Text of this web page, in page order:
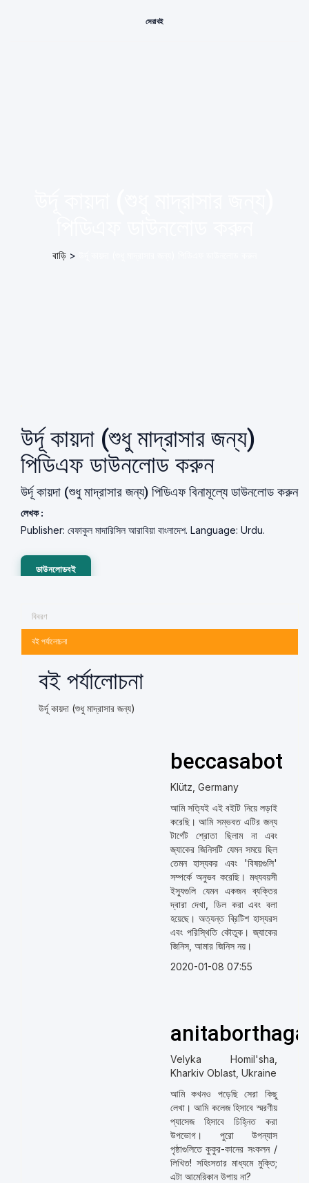
সেরা বই
বাড়ি >
উর্দূ কায়দা (শুধু মাদ্রাসার জন্য)
পিডিএফ ডাউনলোড করুন
উর্দূ কায়দা (শুধু মাদ্রাসার জন্য) পিডিএফ বিনামূল্যে ডাউনলোড করুন
লেখক :
Publisher: বেফাকুল মাদারিসিল আরাবিয়া বাংলাদেশ. Language: Urdu.
ডাউনলোডবই
বিবরণ
বই পর্যালোচনা
বই পর্যালোচনা
উর্দূ কায়দা (শুধু মাদ্রাসার জন্য)
beccasabot
Klütz, Germany
আমি সত্যিই এই বইটি নিয়ে লড়াই
করেছি। আমি সম্ভবত এটির জন্য
টার্গেট শ্রোতা ছিলাম না এবং
জ্যাকের জিনিসটি যেমন সময়ে ছিল
তেমন হাস্যকর এবং 'বিষয়গুলি'
সম্পর্কে অনুভব করেছি। মধ্যবয়সী
ইস্যুগুলি যেমন একজন ব্যক্তির
দ্বারা দেখা, ডিল করা এবং বলা
হয়েছে। অত্যন্ত ব্রিটিশ হাস্যরস
এবং পরিস্থিতি কৌতুক। জ্যাকের
জিনিস, আমার জিনিস নয়।
2020-01-08 07:55
Velyka Homil'sha,
Kharkiv Oblast, Ukraine
আমি কখনও পড়েছি সেরা কিছু
লেখা। আমি কলেজ হিসাবে স্মরণীয়
প্যাসেজ হিসাবে চিহ্নিত করা
উপভোগ। পুরো উপন্যাস
পৃষ্ঠাগুলিতে কুকুর-কানের সংকলন /
লিখিত! সহিংসতার মাধ্যমে মুক্তি;
এটা আমেরিকান উপায় না?